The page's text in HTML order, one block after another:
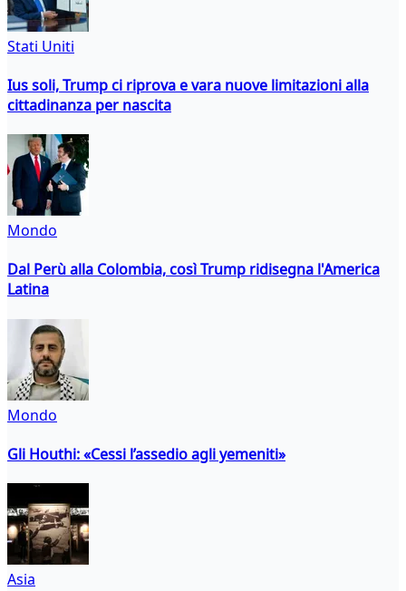
Stati Uniti
Ius soli, Trump ci riprova e vara nuove limitazioni alla
cittadinanza per nascita
Mondo
Dal Perù alla Colombia, così Trump ridisegna l'America
Latina
Mondo
Gli Houthi: «Cessi l’assedio agli yemeniti»
Asia